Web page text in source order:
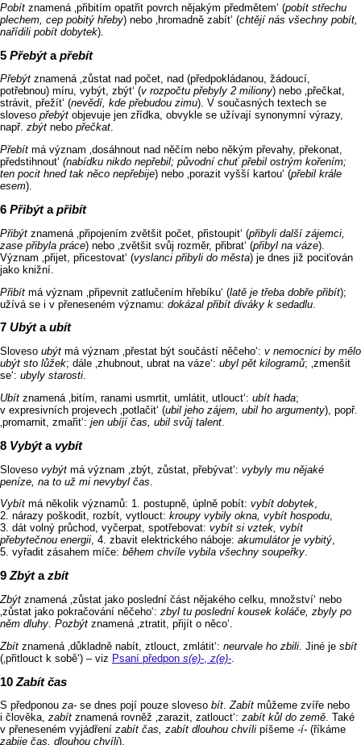
Pobít znamená ‚přibitím opatřit povrch nějakým předmětem‘ (pobít střechu
plechem, cep pobitý hřeby) nebo ‚hromadně zabít‘ (chtějí nás všechny pobít,
nařídili pobít dobytek).
Přebýtapřebít
Přebýt znamená ‚zůstat nad počet, nad (předpokládanou, žádoucí,
potřebnou) míru, vybýt, zbýt‘ (v rozpočtu přebyly 2 miliony) nebo ‚přečkat,
strávit, přežít‘ (nevědí, kde přebudou zimu). V současných textech se
sloveso přebýt objevuje jen zřídka, obvykle se užívají synonymní výrazy,
např. zbýt nebo přečkat.
Přebít má význam ‚dosáhnout nad něčím nebo někým převahy, překonat,
předstihnout‘ (nabídku nikdo nepřebil; původní chuť přebil ostrým kořením;
ten pocit hned tak něco nepřebije) nebo ‚porazit vyšší kartou‘ (přebil krále
esem).
Přibýtapřibít
Přibýt znamená ‚připojením zvětšit počet, přistoupit‘ (přibyli další zájemci,
zase přibyla práce) nebo ‚zvětšit svůj rozměr, přibrat‘ (přibyl na váze).
Význam ‚přijet, přicestovat‘ (vyslanci přibyli do města) je dnes již pociťován
jako knižní.
Přibít má význam ‚připevnit zatlučením hřebíku‘ (latě je třeba dobře přibít);
užívá se i v přeneseném významu: dokázal přibít diváky k sedadlu
Ubýtaubít
Sloveso ubýt má význam ‚přestat být součástí něčeho‘: v nemocnici by mělo
ubýt sto lůžek; dále ‚zhubnout, ubrat na váze‘: ubyl pět kilogramů; ‚zmenšit
se‘: ubyly starosti.
Ubít znamená ‚bitím, ranami usmrtit, umlátit, utlouct‘: ubít hada;
v expresivních projevech ‚potlačit‘ (ubil jeho zájem, ubil ho argumenty), popř.
‚promarnit, zmařit‘: jen ubíjí čas, ubil svůj talent.
Vybýtavybít
Sloveso vybýt má význam ‚zbýt, zůstat, přebývat‘: vybyly mu nějaké
peníze, na to už mi nevybyl čas
Vybít má několik významů: 1. postupně, úplně pobít: vybít dobytek,
2. nárazy poškodit, rozbít, vytlouct: kroupy vybily okna, vybít hospodu,
3. dát volný průchod, vyčerpat, spotřebovat: vybít si vztek, vybít
přebytečnou energii, 4. zbavit elektrického náboje: akumulátor je vybitý,
5. vyřadit zásahem míče: během chvíle vybila všechny soupeřky.
Zbýtazbít
Zbýt znamená ‚zůstat jako poslední část nějakého celku, množství‘ nebo
‚zůstat jako pokračování něčeho‘: zbyl tu poslední kousek koláče, zbyly po
něm dluhy Pozbýt znamená ‚ztratit, přijít o něco‘.
Zbít znamená ‚důkladně nabít, ztlouct, zmlátit‘: neurvale ho zbili . Jiné je sbít
(‚přitlouct k sobě‘) –⁠⁠ viz Psaní předpon s(e)‑ z(e)‑
Zabít čas
S předponou za‑ se dnes pojí pouze sloveso bít.Zabít můžeme zvíře nebo
i člověka, zabít znamená rovněž ‚zarazit, zatlouct‘: zabít kůl do země. Také
v přeneseném vyjádření zabít čas, zabít dlouhou chvíli píšeme ‑í‑ (říkáme
zabije čas, dlouhou chvíli).